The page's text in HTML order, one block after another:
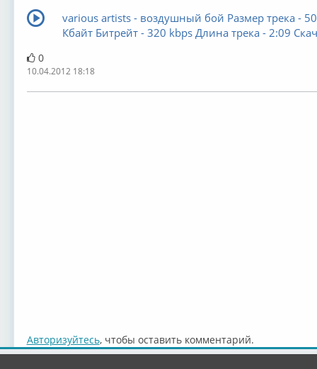
various artists - воздушный бой Размер трека -
Кбайт Битрейт - 320 kbps Длина трека - 2:09
0
10.04.2012 18:18
Авторизуйтесь, чтобы оставить комментарий.